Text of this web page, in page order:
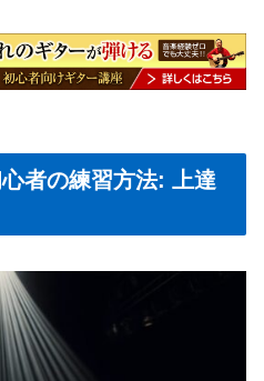
者の練習方法: 上達